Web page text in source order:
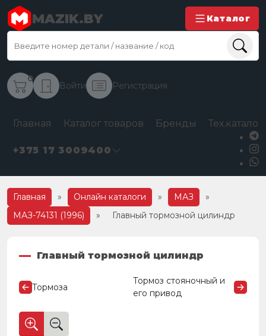
MAZIK.BY Каталог
0
Войти Регистрация
Главная Каталог товаров Бренды
+375 17 3009400
Главная » Онлайн каталоги » МАЗ
»
МАЗ-74131 (1996)
» Главный тормозной цилиндр
Главный тормозной цилиндр
Тормоза
Тормоз стояночный и
его привод